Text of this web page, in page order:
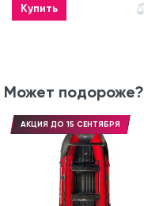
Купить
Может подороже?
АКЦИЯ ДО 15 СЕНТЯБРЯ